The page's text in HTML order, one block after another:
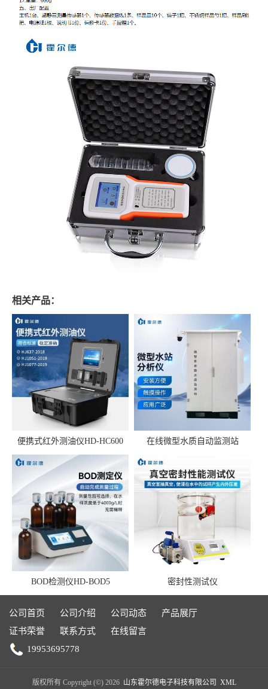
相关产品：
便携式红外测油仪HD-HC600 在线微型水质自动监测站
BOD检测仪HD-BOD5 密封性测试仪
公司首页 公司介绍 公司动态
产品展厅
证书荣誉
联系方式
在线留言
19953695778
版权所有 Copyright (©) 2026 山东霍尔德电子科技有限公司 XML